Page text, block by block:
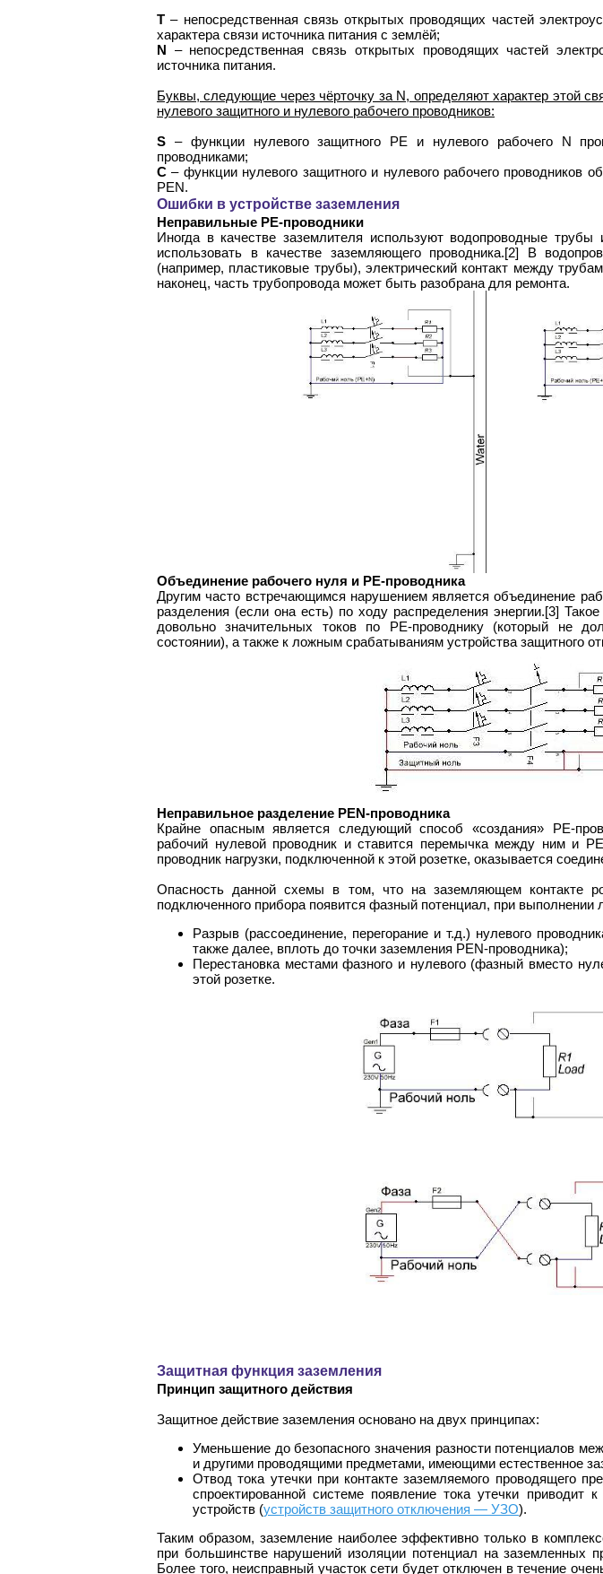
T – непосредственная связь открытых проводящих частей
характера связи источника питания с землёй;
N – непосредственная связь открытых проводящих частей
источника питания.
Буквы, следующие через чёрточку за N, определяют характер этой
нулевого защитного и нулевого рабочего проводников:
S – функции нулевого защитного PE и нулевого рабочего N
проводниками;
C – функции нулевого защитного и нулевого рабочего проводников
PEN.
Ошибки в устройстве заземления
Неправильные PE-проводники
Иногда в качестве заземлителя используют водопроводные
использовать в качестве заземляющего проводника.[2] В
(например, пластиковые трубы), электрический контакт между
наконец, часть трубопровода может быть разобрана для ремонта.
Объединение рабочего нуля и PE-проводника
Другим часто встречающимся нарушением является объединение
разделения (если она есть) по ходу распределения энергии.[3]
довольно значительных токов по PE-проводнику (который не
состоянии), а также к ложным срабатываниям устройства защитного
Неправильное разделение PEN-проводника
Крайне опасным является следующий способ «создания» PE-
рабочий нулевой проводник и ставится перемычка между ним и
проводник нагрузки, подключенной к этой розетке, оказывается
Опасность данной схемы в том, что на заземляющем контакте
подключенного прибора появится фазный потенциал, при
Разрыв (рассоединение, перегорание и т.д.) нулевого
также далее, вплоть до точки заземления PEN-проводника);
Перестановка местами фазного и нулевого (фазный вместо
этой розетке.
Защитная функция заземления
Принцип защитного действия
Защитное действие заземления основано на двух принципах:
Уменьшение до безопасного значения разности потенциалов
и другими проводящими предметами, имеющими естественное
Отвод тока утечки при контакте заземляемого проводящего
спроектированной системе появление тока утечки
устройств (устройств защитного отключения — УЗО).
Таким образом, заземление наиболее эффективно только в
при большинстве нарушений изоляции потенциал на заземленных
Более того, неисправный участок сети будет отключен в течение